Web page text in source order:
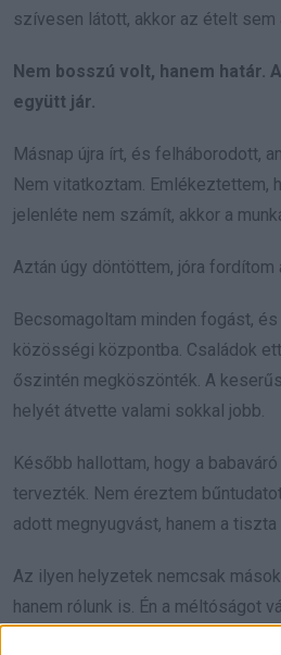
szívesen látott, akkor az ételt sem
Nem bosszú volt, hanem határ.
együtt jár.
Másnap újra írt, és felháborodott,
Nem vitatkoztam. Emlékeztettem,
jelenléte nem számít, akkor a
Aztán úgy döntöttem, jóra fordítom
Becsomagoltam minden fogást,
közösségi központba. Családok
őszintén megköszönték. A
helyét átvette valami sokkal jobb.
Később hallottam, hogy a
tervezték. Nem éreztem
adott megnyugvást, hanem a tiszta
Az ilyen helyzetek nemcsak
hanem rólunk is. Én a méltóságot